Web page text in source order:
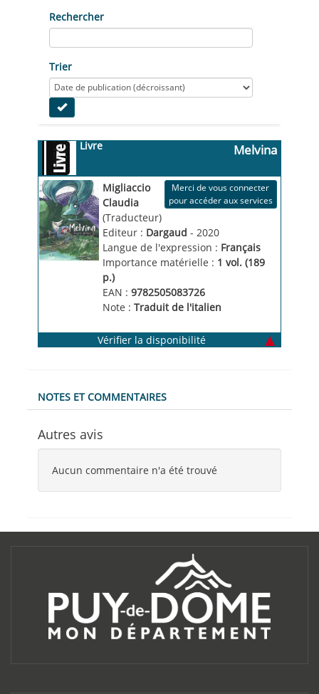
Rechercher
Trier
Livre Melvina
Merci de vous connecter
pour accéder aux services
Migliaccio
Claudia
(Traducteur)
Editeur : Dargaud- 2020
Langue de l'expression : Français
Importance matérielle : 1 vol. (189
p.)
EAN : 9782505083726
Note : Traduit de l'italien
Vérifier la disponibilité
NOTES ET COMMENTAIRES
Autres avis
Aucun commentaire n'a été trouvé